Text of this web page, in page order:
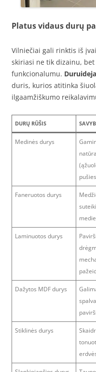
Platus vidaus durų
Vilniečiai gali rinktis iš
skiriasi ne tik dizainu,
funkcionalumu.
duris, kurios atitinka
ilgaamžiškumo
DURŲ RŪŠIS
Medinės durys
Faneruotos durys
Laminuotos durys
Dažytos MDF durys
Stiklinės durys